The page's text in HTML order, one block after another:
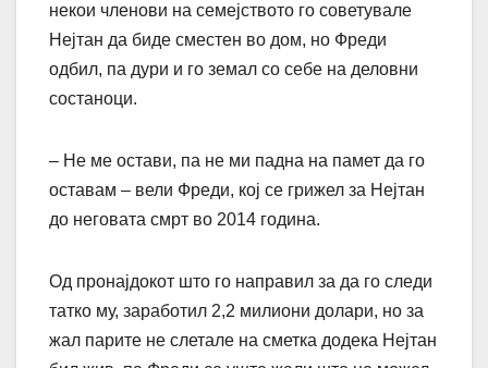
некои членови на семејството го советувале
Нејтан да биде сместен во дом, но Фреди
одбил, па дури и го земал со себе на деловни
состаноци.
– Не ме остави, па не ми падна на памет да го
оставам – вели Фреди, кој се грижел за Нејтан
до неговата смрт во 2014 година.
Од пронајдокот што го направил за да го следи
татко му, заработил 2,2 милиони долари, но за
жал парите не слетале на сметка додека Нејтан